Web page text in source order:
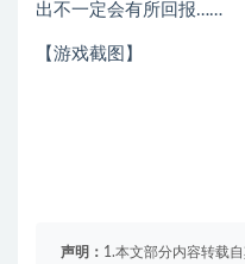
出不一定会有所回报……
【游戏截图】
声明： 1.本文部分内容转载